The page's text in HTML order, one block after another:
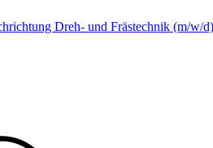
Dreh- und Frästechnik (m/w/d)